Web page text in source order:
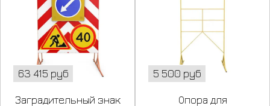
63 415 руб
Заградительный знак
5 500 руб
Опора для